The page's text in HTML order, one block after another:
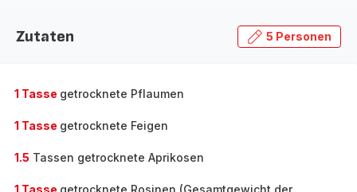
Zutaten 5 Personen
1 Tasse getrocknete Pflaumen
1 Tasse getrocknete Feigen
1.5 Tassen getrocknete Aprikosen
1 Tasse getrocknete Rosinen (Gesamtgewicht der